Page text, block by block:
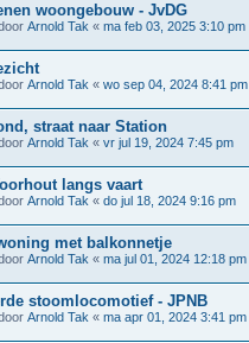
woongebouw - JvDG
Arnold Tak « ma feb 03, 2025 3:10 pm
Arnold Tak « wo sep 04, 2024 8:41 pm
straat naar Station
Arnold Tak « vr jul 19, 2024 7:45 pm
langs vaart
Arnold Tak « do jul 18, 2024 9:16 pm
met balkonnetje
Arnold Tak « ma jul 01, 2024 12:18 pm
stoomlocomotief - JPNB
Arnold Tak « ma apr 01, 2024 3:41 pm